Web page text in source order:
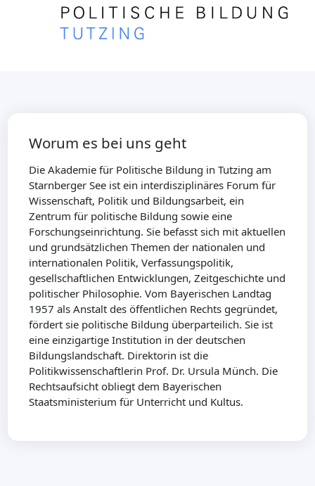
Worum es bei uns geht
Die Akademie für Politische Bildung in Tutzing am
Starnberger See ist ein interdisziplinäres Forum für
Wissenschaft, Politik und Bildungsarbeit, ein
Zentrum für politische Bildung sowie eine
Forschungseinrichtung. Sie befasst sich mit aktuellen
und grundsätzlichen Themen der nationalen und
internationalen Politik, Verfassungspolitik,
gesellschaftlichen Entwicklungen, Zeitgeschichte und
politischer Philosophie. Vom Bayerischen Landtag
1957 als Anstalt des öffentlichen Rechts gegründet,
fördert sie politische Bildung überparteilich. Sie ist
eine einzigartige Institution in der deutschen
Bildungslandschaft. Direktorin ist die
Politikwissenschaftlerin Prof. Dr. Ursula Münch. Die
Rechtsaufsicht obliegt dem Bayerischen
Staatsministerium für Unterricht und Kultus.